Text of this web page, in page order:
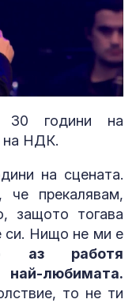
30 години на
на НДК.
на сцената.
прекалявам,
защото тогава
си. Нищо не ми е
аз работя
любимата.
то не ти